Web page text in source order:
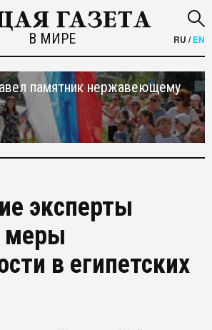
В МИРЕ RU /EN
памятник нержавеющему
эксперты
меры
в египетских